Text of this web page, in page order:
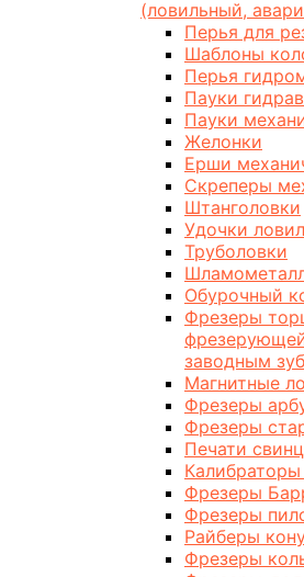
(ловильный,
Перья для
Шаблоны
Перья
Пауки
Пауки
Желонки
Ерши
Скреперы
Штанголовки
Удочки
Труболовки
Обурочный
Фрезеры
заводным
Магнитные
Фрезеры
Фрезеры
Печати
Фрезеры
Фрезеры
Райберы
Фрезеры